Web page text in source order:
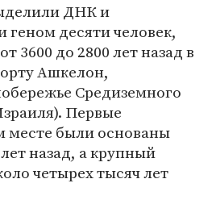
ДНК и
геном десяти человек,
3600 до 2800 лет назад в
Ашкелон,
Средиземного
Первые
месте были основаны
назад, а крупный
четырех тысяч лет